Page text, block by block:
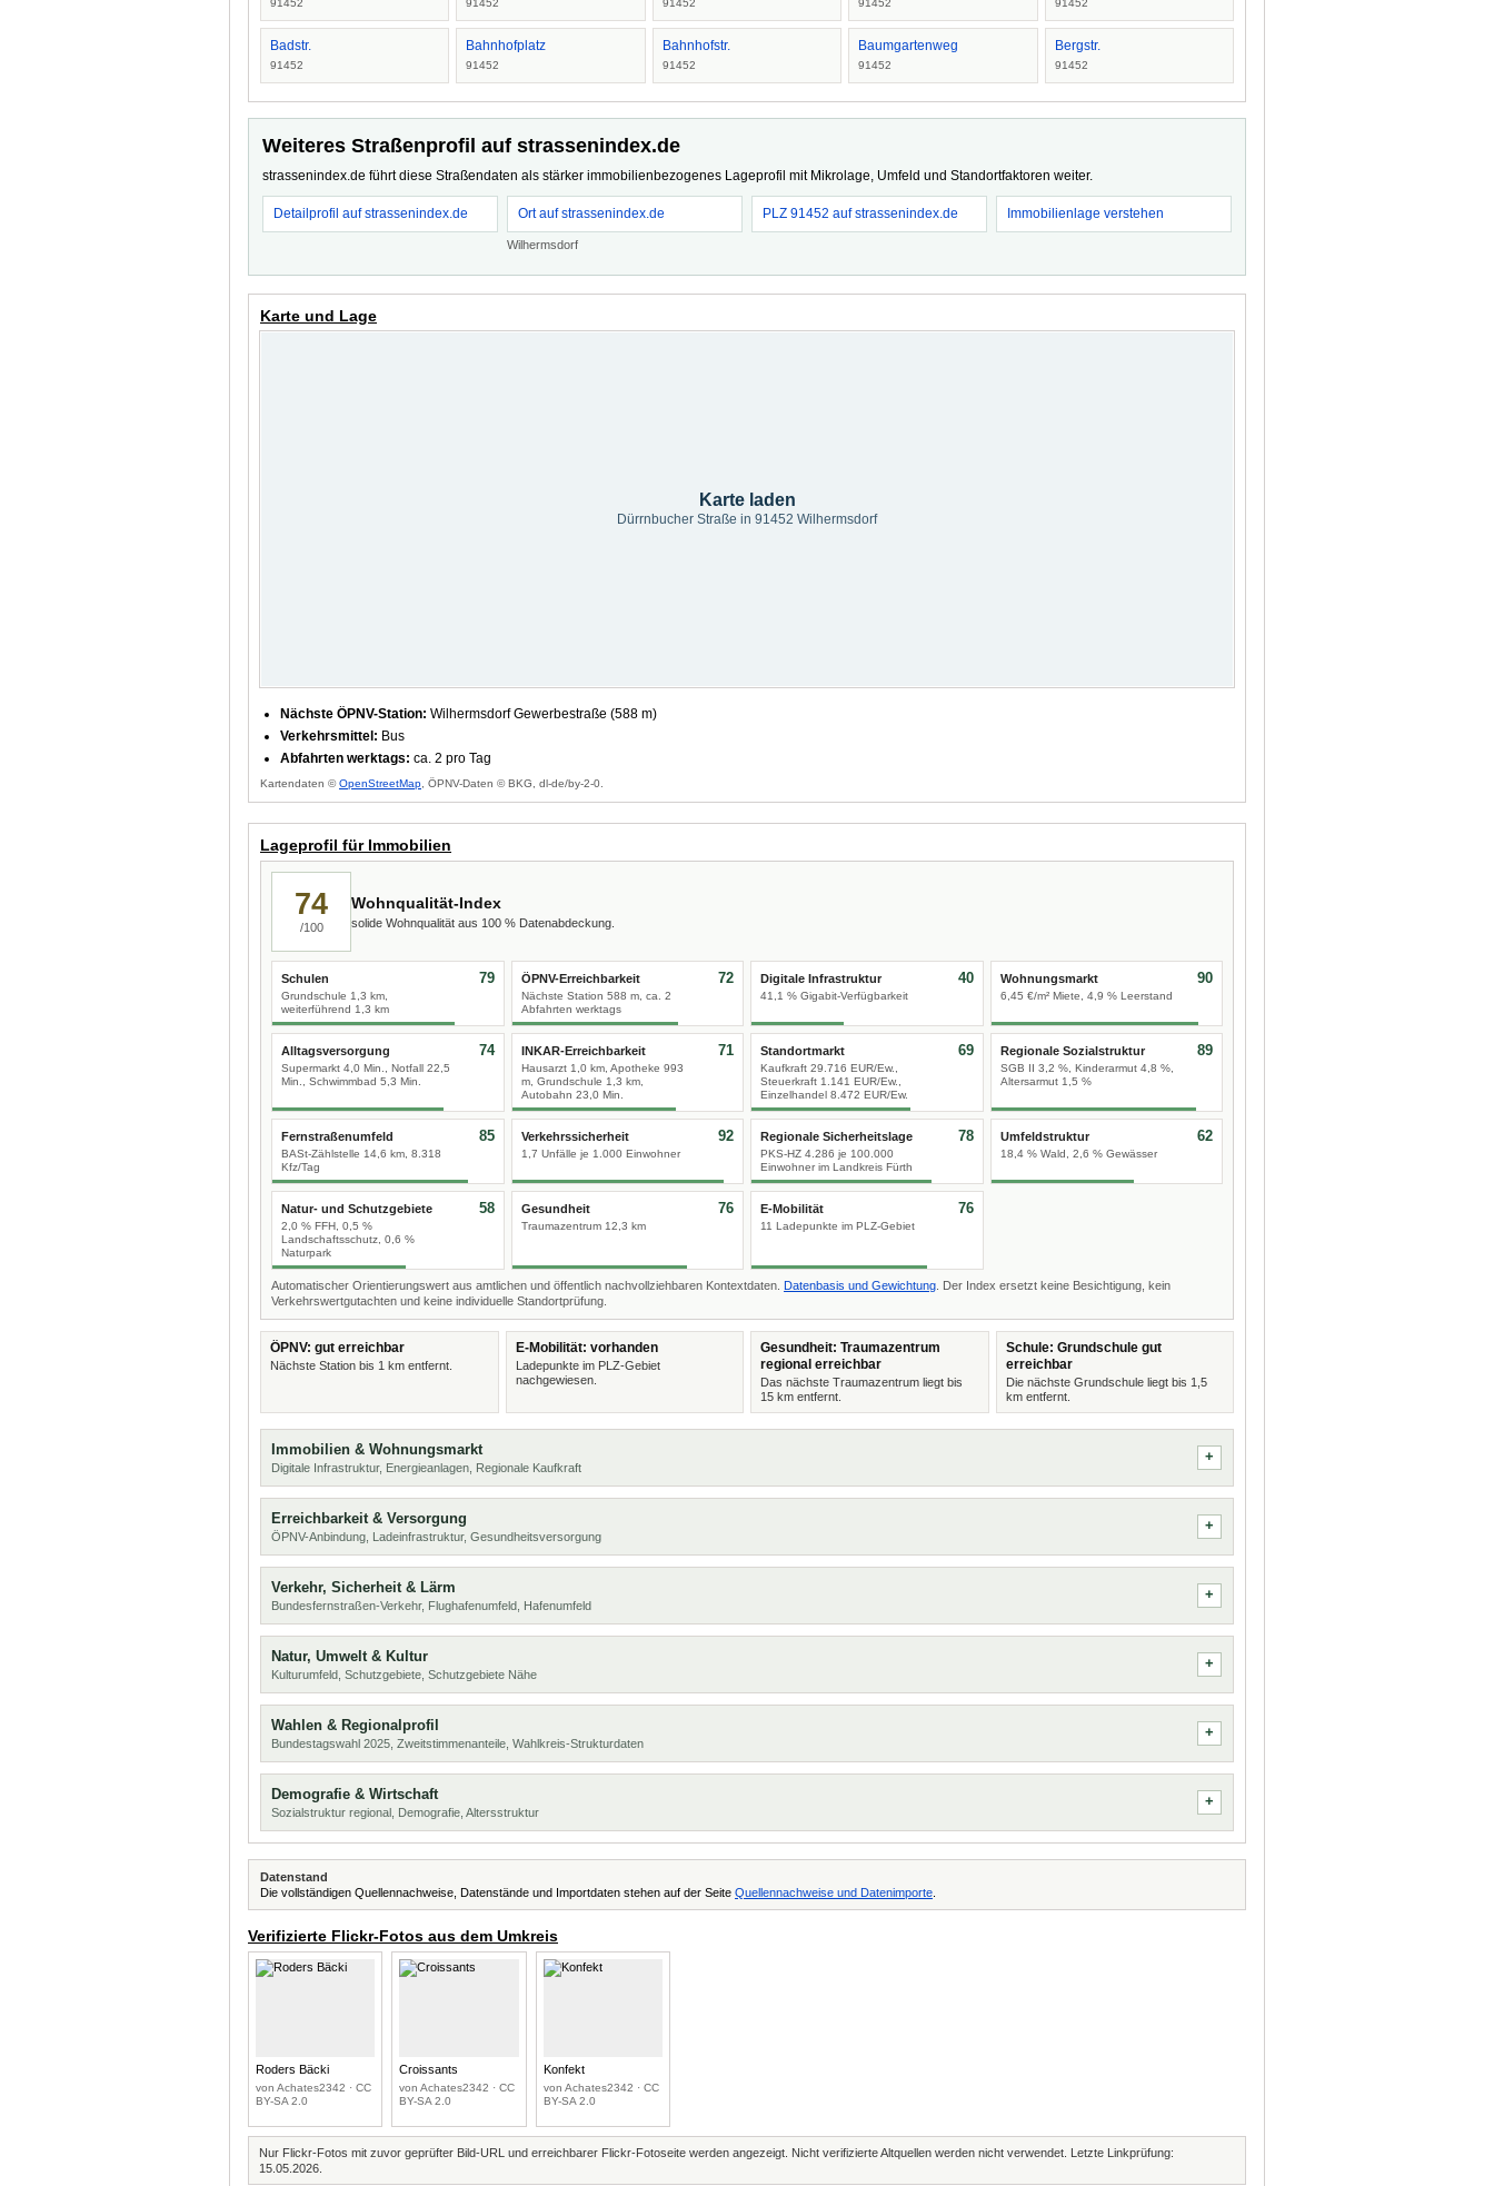
91452 91452 91452 91452 91452
Badstr.
91452
Bahnhofplatz
91452
Bahnhofstr.
91452
Baumgartenweg
91452
Bergstr.
91452
Weiteres Straßenprofil auf strassenindex.de
strassenindex.de führt diese Straßendaten als stärker immobilienbezogenes Lageprofil mit Mikrolage, Umfeld und Standortfaktoren weiter.
Detailprofil auf strassenindex.de Ort auf strassenindex.de
Wilhermsdorf
PLZ 91452 auf strassenindex.de Immobilienlage verstehen
Karte und Lage
Karte laden
Dürrnbucher Straße in 91452 Wilhermsdorf
Nächste ÖPNV-Station: Wilhermsdorf Gewerbestraße (588 m)
Verkehrsmittel: Bus
Abfahrten werktags: ca. 2 pro Tag
Kartendaten ©OpenStreetMap , ÖPNV-Daten © BKG, dl-de/by-2-0.
Lageprofil für Immobilien
74
/100
Wohnqualität-Index
solide Wohnqualität aus 100 % Datenabdeckung.
Schulen
Grundschule 1,3 km,
weiterführend 1,3 km
79 ÖPNV-Erreichbarkeit
Nächste Station 588 m, ca. 2
Abfahrten werktags
72 Digitale Infrastruktur
41,1 % Gigabit-Verfügbarkeit
40 Wohnungsmarkt
6,45 €/m² Miete, 4,9 % Leerstand
90
Alltagsversorgung
Supermarkt 4,0 Min., Notfall 22,5
Min., Schwimmbad 5,3 Min.
74 INKAR-Erreichbarkeit
Hausarzt 1,0 km, Apotheke 993
m, Grundschule 1,3 km,
Autobahn 23,0 Min.
71 Standortmarkt
Kaufkraft 29.716 EUR/Ew.,
Steuerkraft 1.141 EUR/Ew.,
Einzelhandel 8.472 EUR/Ew.
69 Regionale Sozialstruktur
SGB II 3,2 %, Kinderarmut 4,8 %,
Altersarmut 1,5 %
89
Fernstraßenumfeld
BASt-Zählstelle 14,6 km, 8.318
Kfz/Tag
85 Verkehrssicherheit
1,7 Unfälle je 1.000 Einwohner
92 Regionale Sicherheitslage
PKS-HZ 4.286 je 100.000
Einwohner im Landkreis Fürth
78 Umfeldstruktur
18,4 % Wald, 2,6 % Gewässer
62
Natur- und Schutzgebiete
2,0 % FFH, 0,5 %
Landschaftsschutz, 0,6 %
Naturpark
58 Gesundheit
Traumazentrum 12,3 km
76 E-Mobilität
11 Ladepunkte im PLZ-Gebiet
76
Automatischer Orientierungswert aus amtlichen und öffentlich nachvollziehbaren Kontextdaten. Datenbasis und Gewichtung . Der Index ersetzt keine Besichtigung, kein
Verkehrswertgutachten und keine individuelle Standortprüfung.
ÖPNV: gut erreichbar
Nächste Station bis 1 km entfernt.
E-Mobilität: vorhanden
Ladepunkte im PLZ-Gebiet
nachgewiesen.
Gesundheit: Traumazentrum
regional erreichbar
Das nächste Traumazentrum liegt bis
15 km entfernt.
Schule: Grundschule gut
erreichbar
Die nächste Grundschule liegt bis 1,5
km entfernt.
Immobilien & Wohnungsmarkt
Digitale Infrastruktur, Energieanlagen, Regionale Kaufkraft
Erreichbarkeit & Versorgung
ÖPNV-Anbindung, Ladeinfrastruktur, Gesundheitsversorgung
Verkehr, Sicherheit & Lärm
Bundesfernstraßen-Verkehr, Flughafenumfeld, Hafenumfeld
Natur, Umwelt & Kultur
Kulturumfeld, Schutzgebiete, Schutzgebiete Nähe
Wahlen & Regionalprofil
Bundestagswahl 2025, Zweitstimmenanteile, Wahlkreis-Strukturdaten
Demografie & Wirtschaft
Sozialstruktur regional, Demografie, Altersstruktur
Datenstand
Die vollständigen Quellennachweise, Datenstände und Importdaten stehen auf der Seite Quellennachweise und Datenimporte
Verifizierte Flickr-Fotos aus dem Umkreis
Roders Bäcki
von Achates2342 · CC
BY-SA 2.0
Croissants
von Achates2342 · CC
BY-SA 2.0
Konfekt
von Achates2342 · CC
BY-SA 2.0
Nur Flickr-Fotos mit zuvor geprüfter Bild-URL und erreichbarer Flickr-Fotoseite werden angezeigt. Nicht verifizierte Altquellen werden nicht verwendet. Letzte Linkprüfung:
15.05.2026.